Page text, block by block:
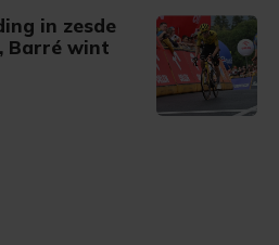
in zesde
Barré wint